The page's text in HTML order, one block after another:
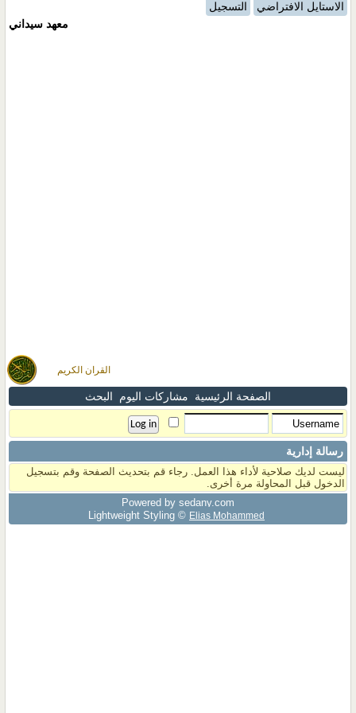
القران الكريم
الاستايل الافتراضي
التسجيل
معهد سيداني
الصفحة الرئيسية مشاركات اليوم البحث
رسالة إدارية
ليست لديك صلاحية لأداء هذا العمل. رجاء قم بتحديث الصفحة وقم بتسجيل
الدخول قبل المحاولة مرة أخرى.
Powered by sedany.com
Lightweight Styling © Elias Mohammed